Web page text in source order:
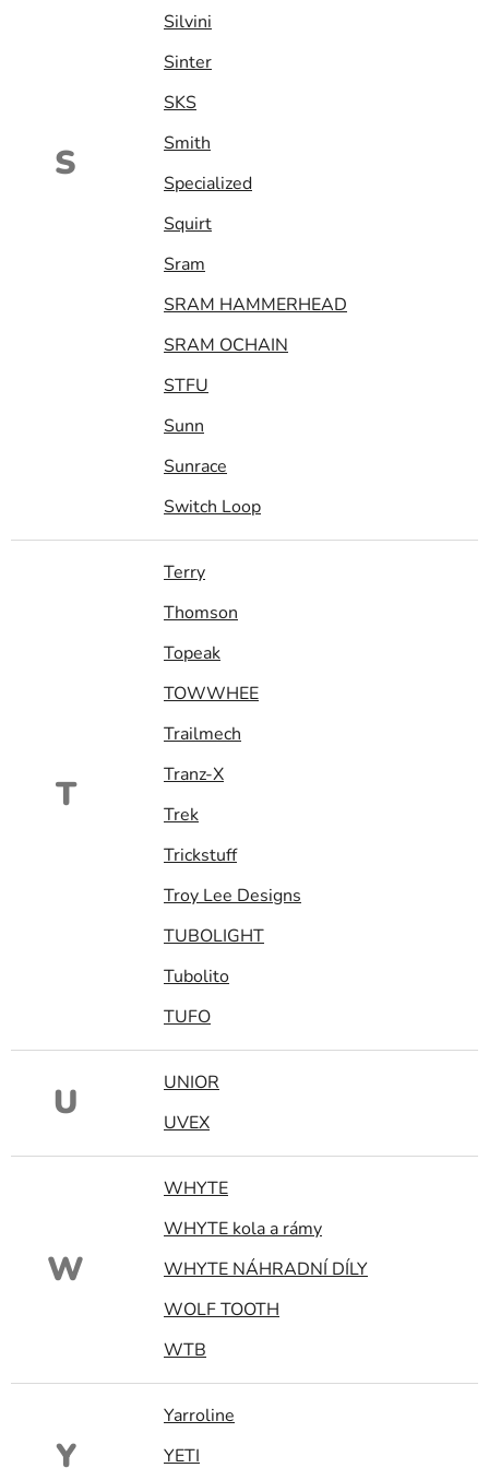
S
Silvini
Sinter
SKS
Smith
Specialized
Squirt
Sram
SRAM HAMMERHEAD
SRAM OCHAIN
STFU
Sunn
Sunrace
Switch Loop
T
Terry
Thomson
Topeak
TOWWHEE
Trailmech
Tranz-X
Trek
Trickstuff
Troy Lee Designs
TUBOLIGHT
Tubolito
TUFO
U
UNIOR
UVEX
W
WHYTE
WHYTE kola a rámy
WHYTE NÁHRADNÍ DÍLY
WOLF TOOTH
WTB
Y
Yarroline
YETI